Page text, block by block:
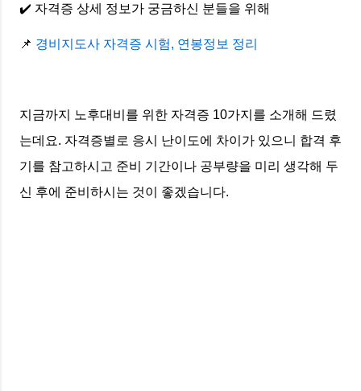
✔️ 자격증 상세 정보가 궁금하신 분들을 위해
📌 경비지도사 자격증 시험, 연봉정보 정리
지금까지 노후대비를 위한 자격증 10가지를 소개해 드렸
는데요. 자격증별로 응시 난이도에 차이가 있으니 합격 후
기를 참고하시고 준비 기간이나 공부량을 미리 생각해 두
신 후에 준비하시는 것이 좋겠습니다.